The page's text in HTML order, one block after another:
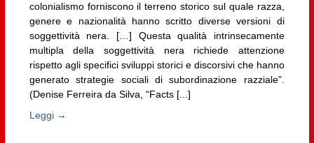
colonialismo forniscono il terreno storico sul quale razza,
genere e nazionalità hanno scritto diverse versioni di
soggettività nera. […] Questa qualità intrinsecamente
multipla della soggettività nera richiede attenzione
rispetto agli specifici sviluppi storici e discorsivi che hanno
generato strategie sociali di subordinazione razziale”.
(Denise Ferreira da Silva, “Facts [...]
Leggi →